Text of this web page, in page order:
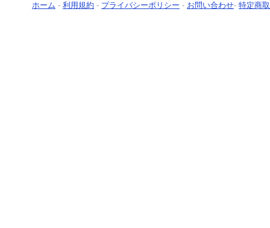
ホーム - 利用規約 - プライバシーポリシー - お問い合わせ- 特定商